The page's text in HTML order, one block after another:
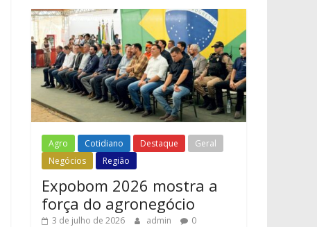
Agro Cotidiano Destaque
Geral
Negócios
Região
Expobom 2026 mostra a
força do agronegócio
3 de julho de 2026 admin 0